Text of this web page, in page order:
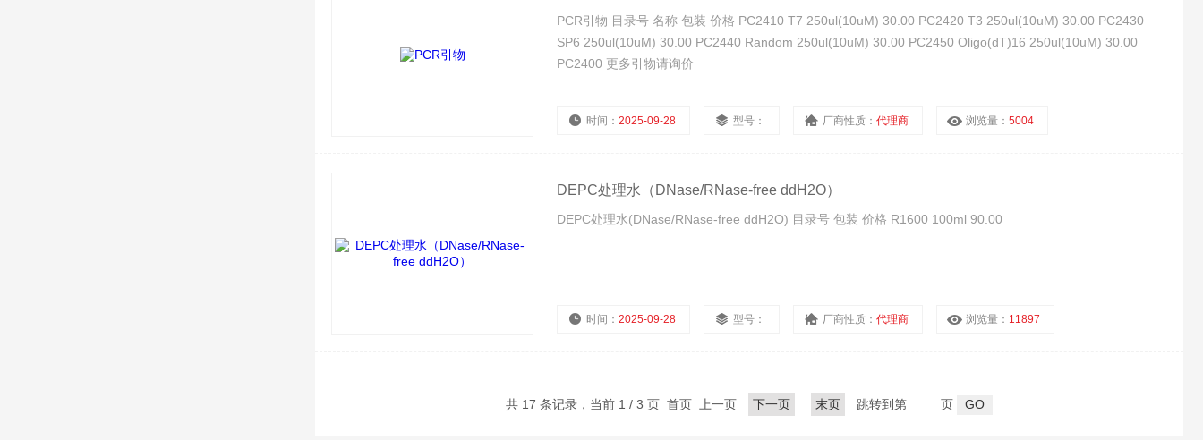
PCR引物 目录号 名称 包装 价格 PC2410 T7 250ul(10uM) 30.00 PC2420 T3 250ul(10uM) 30.00 PC2430
SP6 250ul(10uM) 30.00 PC2440 Random 250ul(10uM) 30.00 PC2450 Oligo(dT)16 250ul(10uM) 30.00
PC2400 更多引物请询价
时间：2025-09-28 型号： 厂商性质：代理商 浏览量：5004
DEPC处理水（DNase/RNase-free ddH2O）
DEPC处理水(DNase/RNase-free ddH2O) 目录号 包装 价格 R1600 100ml 90.00
时间：2025-09-28 型号： 厂商性质：代理商 浏览量： 11897
共 17 条记录，当前 1 / 3 页 首页 上一页 下一页 末页 跳转到第 页